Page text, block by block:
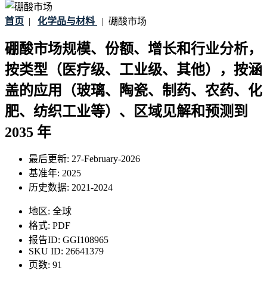
首页 | 化学品与材料 | 硼酸市场
硼酸市场规模、份额、增长和行业分析，
按类型（医疗级、工业级、其他），按涵
盖的应用（玻璃、陶瓷、制药、农药、化
肥、纺织工业等）、区域见解和预测到
2035 年
最后更新: 27-February-2026
基准年: 2025
历史数据: 2021-2024
地区: 全球
格式: PDF
报告ID: GGI108965
SKU ID: 26641379
页数: 91